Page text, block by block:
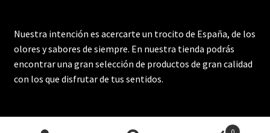
Nuestra intención es acercarte un trocito de España, de los
olores y sabores de siempre. En nuestra tienda podrás
encontrar una gran selección de productos de gran calidad
con los que disfrutar de tus sentidos.